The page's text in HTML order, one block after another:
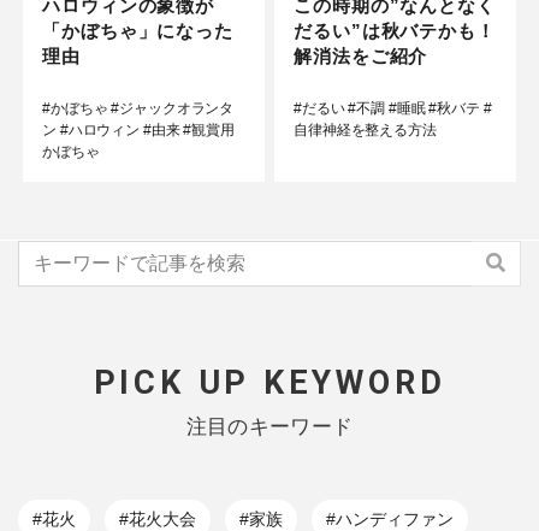
ハロウィンの象徴が
「かぼちゃ」になった
理由
#かぼちゃ #ジャックオランタ
ン #ハロウィン #由来 #観賞用
かぼちゃ
この時期の”なんとなく
だるい”は秋バテかも！
解消法をご紹介
#だるい #不調 #睡眠 #秋バテ #
自律神経を整える方法
PICK UP KEYWORD
注目のキーワード
#花火 #花火大会 #家族 #ハンディファン